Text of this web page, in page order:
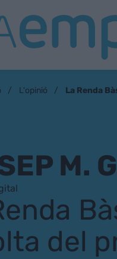
L'opinió La Renda
M.
del